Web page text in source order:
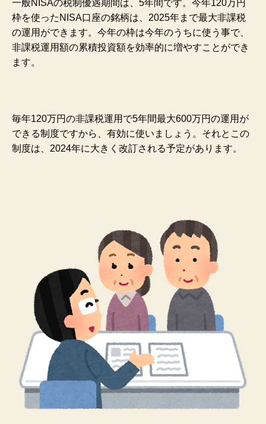
一般NISAの税制優遇期間は、5年間です。今年120万円
枠を使ったNISA口座の銘柄は、2025年まで最大非課税
の運用ができます。今年の枠は今年のうちに使う事で、
非課税運用額の累積投資額を効率的に増やすことができ
ます。
毎年120万円の非課税運用で5年間最大600万円の運用が
できる制度ですから、有効に使いましょう。それとこの
制度は、2024年に大きく改訂される予定があります。